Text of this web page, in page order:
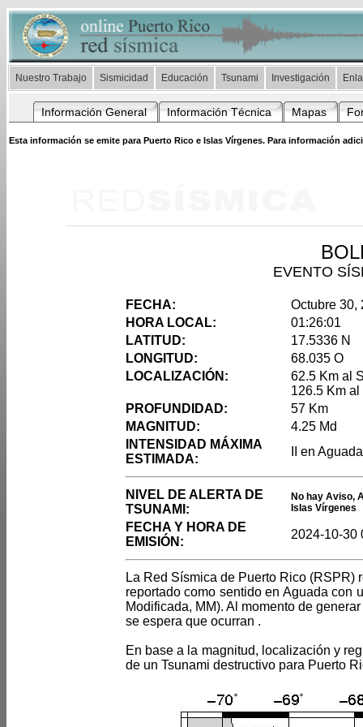
Nuestro Trabajo Sismicidad Educación Tsunami Investigación
Información General Información Técnica Mapas
Esta información se emite para Puerto Rico e Islas Vírgenes. Para información
EVENTO
FECHA:
Octubre 30,
HORA LOCAL:
01:26:01
LATITUD:
17.5336 N
LONGITUD:
68.035 O
LOCALIZACIÓN:
62.5 Km al
126.5 Km
PROFUNDIDAD:
57 Km
MAGNITUD:
4.25 Md
INTENSIDAD MÁXIMA
ESTIMADA:
II en
NIVEL DE ALERTA DE
TSUNAMI:
No hay Aviso,
Islas Vírgenes
FECHA Y HORA DE
EMISIÓN:
2024-10-30
La Red Sísmica de Puerto Rico (RSPR)
reportado como sentido en Aguada con
Modificada, MM). Al momento de
se espera que ocurran .
En base a la magnitud, localización y
de un Tsunami destructivo para Puerto